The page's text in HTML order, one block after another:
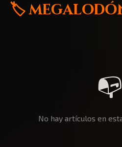
🏷️
📭
No hay artículos en